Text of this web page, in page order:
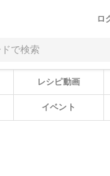
ロ
レシピ動画
イベント